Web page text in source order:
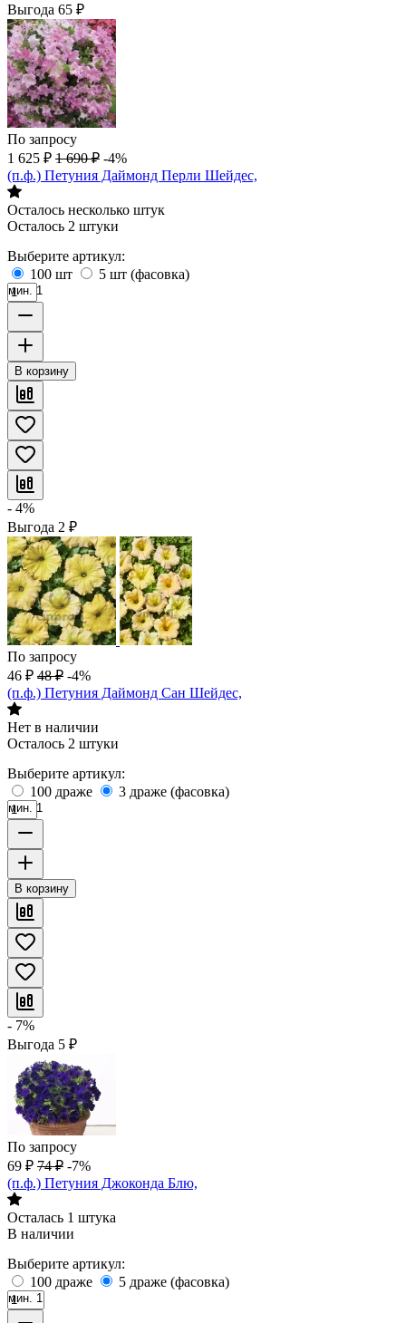
Выгода 65 ₽
По запросу
1 625 ₽ 1 690 ₽ -4%
(п.ф.) Петуния Даймонд Перли Шейдес,
Осталось несколько штук
Осталось 2 штуки
Выберите артикул:
100 шт
5 шт (фасовка)
мин. 1
В корзину
- 4%
Выгода 2 ₽
По запросу
46 ₽ 48 ₽ -4%
(п.ф.) Петуния Даймонд Сан Шейдес,
Нет в наличии
Осталось 2 штуки
Выберите артикул:
100 драже
3 драже (фасовка)
мин. 1
В корзину
- 7%
Выгода 5 ₽
По запросу
69 ₽ 74 ₽ -7%
(п.ф.) Петуния Джоконда Блю,
Осталась 1 штука
В наличии
Выберите артикул:
100 драже
5 драже (фасовка)
мин. 1